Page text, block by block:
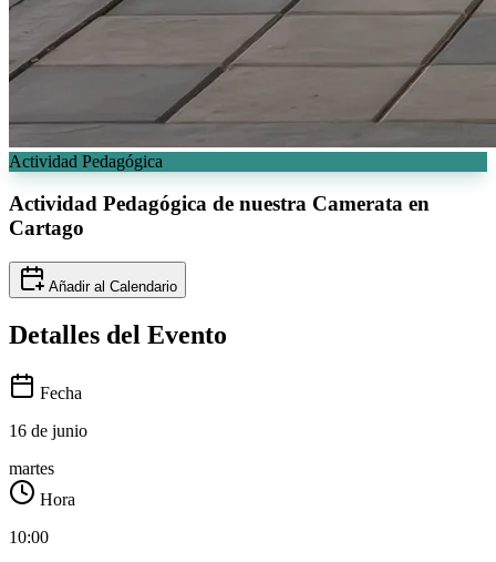
Actividad Pedagógica
Actividad Pedagógica de nuestra Camerata en
Cartago
Añadir al Calendario
Detalles del Evento
Fecha
16 de junio
martes
Hora
10:00